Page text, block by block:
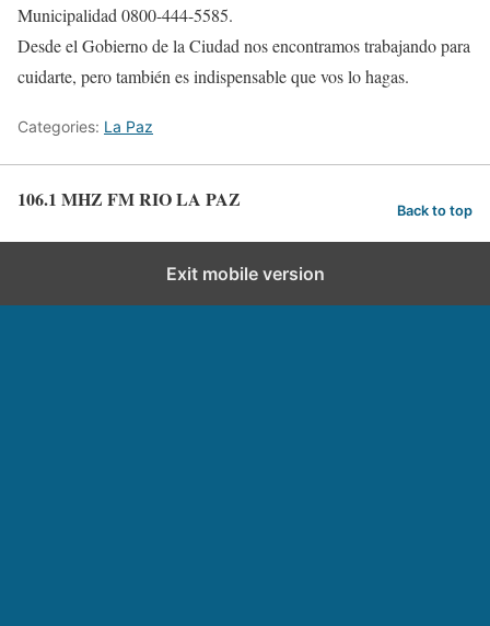
Municipalidad 0800-444-5585.
Desde el Gobierno de la Ciudad nos encontramos trabajando para
cuidarte, pero también es indispensable que vos lo hagas.
Categories: La Paz
106.1 MHZ FM RIO LA PAZ Back to top
Exit mobile version